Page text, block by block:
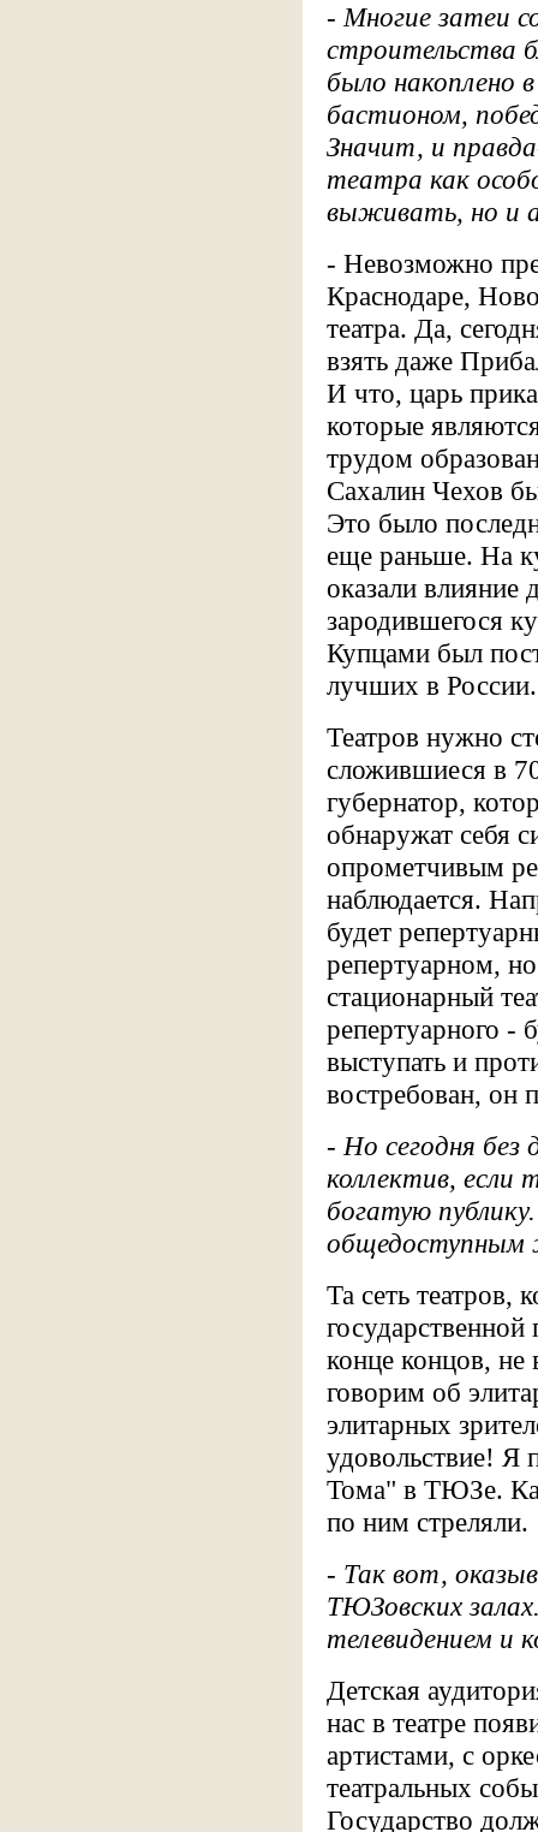
- Многие затеи
строительства
было накоплено
бастионом,
Значит, и
театра как
выживать, но и
- Невозможно
Краснодаре,
театра. Да,
взять даже
И что, царь
которые
трудом
Сахалин Чехов
Это было
еще раньше. На
оказали влияние
зародившегося
Купцами был
лучших в России.
Театров нужно
сложившиеся в
губернатор,
обнаружат себя
опрометчивым
наблюдается.
будет
репертуарном,
стационарный
репертуарного -
выступать и
востребован, он
- Но сегодня
коллектив, если
богатую
Та сеть театров,
конце концов,
говорим об
элитарных
удовольствие! Я
Тома" в ТЮЗе.
по ним стреляли.
- Так вот,
ТЮЗовских
телевидением и
Детская
нас в театре
артистами, с
театральных
Государство